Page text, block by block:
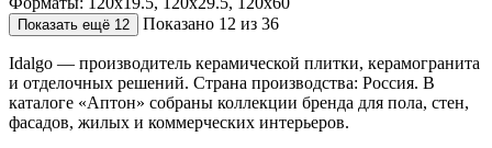
Показать ещё 12 Показано 12 из 36
Idalgo — производитель керамической плитки, керамогранита
и отделочных решений. Страна производства: Россия. В
каталоге «Аптон» собраны коллекции бренда для пола, стен,
фасадов, жилых и коммерческих интерьеров.